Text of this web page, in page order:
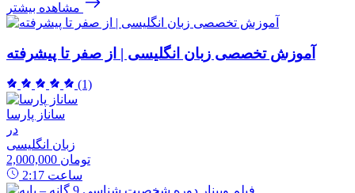
مشاهده بیشتر
آموزش تخصصی زبان انگلیسی | از صفر تا پیشرفته
(1)
ساناز پارسا
در
زبان انگلیسی
2,000,000 تومان
2:17 ساعت